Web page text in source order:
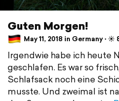
Guten Morgen!
May 11, 2018 in Germany ⋅ ☀️
Irgendwie habe ich heute
geschlafen. Es war so
Schlafsack noch eine
musste. Und zweimal ist